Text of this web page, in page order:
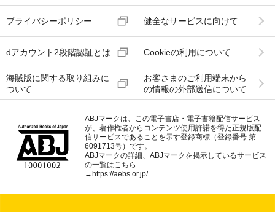
プライバシーポリシー 健全なサービスに向けて
dアカウント2段階認証とは Cookieの利用について
海賊版に関する取り組みに
ついて
お客さまのご利用端末から
の情報の外部送信について
ABJマークは、この電子書店・電子書籍配信サービス
が、著作権者からコンテンツ使用許諾を得た正規版配
信サービスであることを示す登録商標（登録番号 第
6091713号）です。
ABJマークの詳細、ABJマークを掲示しているサービス
の一覧はこちら
→ https://aebs.or.jp/